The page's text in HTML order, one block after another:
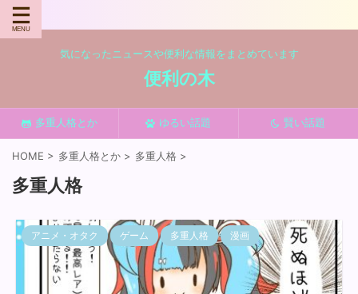
気になったニュースや便利な情報をまとめています
便利の木
多重人格とか ゆるい話題 賢い話題
HOME > 多重人格とか > 多重人格 >
多重人格
アニメ・オタク ゲーム 多重人格 漫画